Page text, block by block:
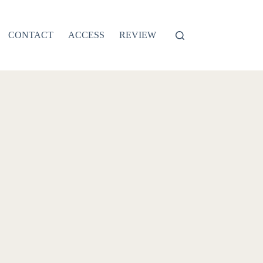
CONTACT ACCESS REVIEW